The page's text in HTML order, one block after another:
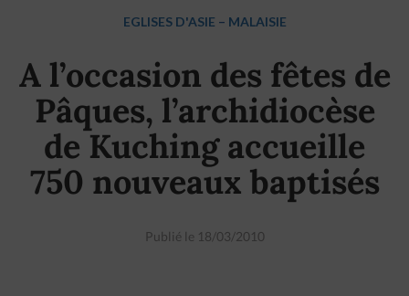
EGLISES D'ASIE – MALAISIE
A l’occasion des fêtes de
Pâques, l’archidiocèse
de Kuching accueille
750 nouveaux baptisés
Publié le 18/03/2010